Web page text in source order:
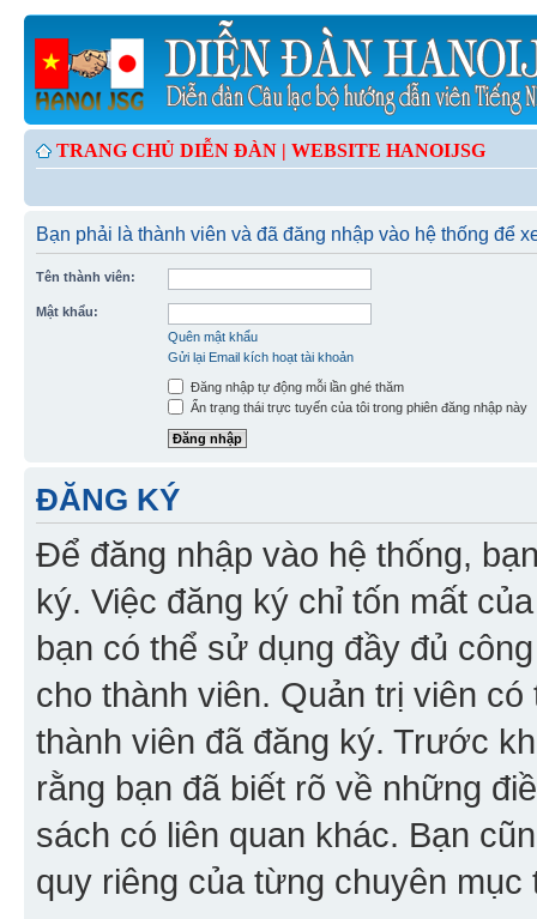
TRANG CHỦ DIỄN ĐÀN | WEBSITE HANOIJSG
Bạn phải là thành viên và đã đăng nhập vào hệ thống để
Tên thành viên:
Mật khẩu:
Quên mật khẩu
Gửi lại Email kích hoạt tài khoản
Đăng nhập tự động mỗi lần ghé thăm
Ẩn trạng thái trực tuyến của tôi trong phiên đăng nhập này
ĐĂNG KÝ
Để đăng nhập vào hệ thống,
ký. Việc đăng ký chỉ tốn mất
bạn có thể sử dụng đầy đủ
cho thành viên. Quản trị viên
thành viên đã đăng ký. Trước
rằng bạn đã biết rõ về những
sách có liên quan khác. Bạn
quy riêng của từng chuyên mục